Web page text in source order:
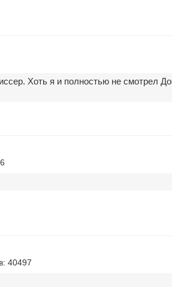
Хоть я и полностью не смотрел
40497